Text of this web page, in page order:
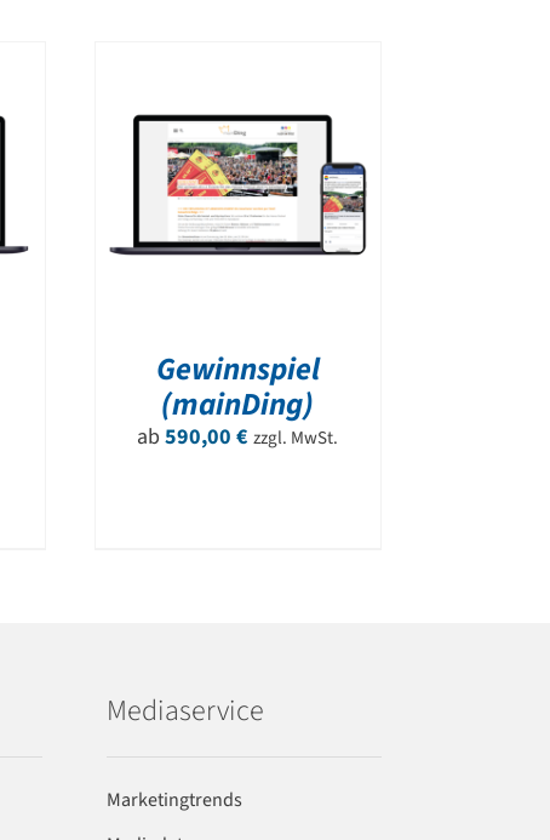
Gewinnspiel
(mainDing)
ab590,00€ zzgl. MwSt.
Mediaservice
Marketingtrends